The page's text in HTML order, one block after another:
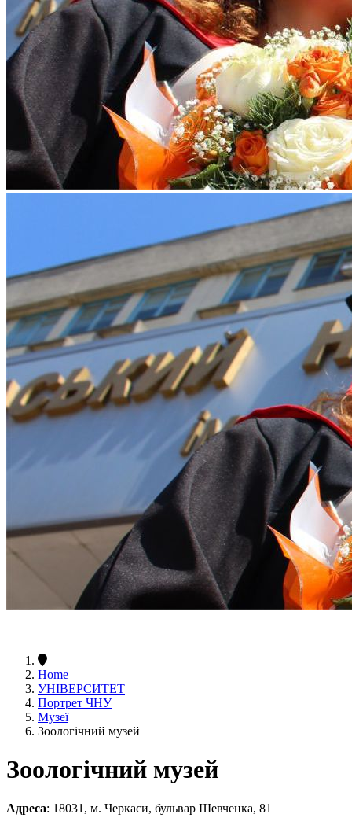
Home
УНІВЕРСИТЕТ
Портрет ЧНУ
Музеї
Зоологічний музей
Зоологічний музей
Адреса: 18031, м. Черкаси, бульвар Шевченка, 81